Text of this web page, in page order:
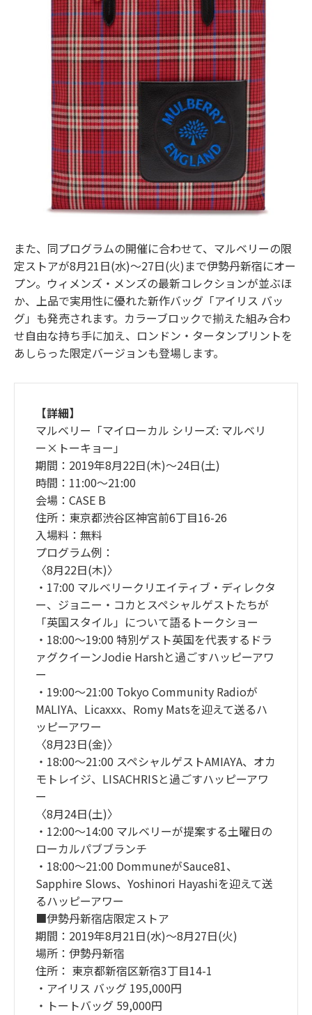
また、同プログラムの開催に合わせて、マルベリーの限
定ストアが8月21日(水)～27日(火)まで伊勢丹新宿にオー
プン。ウィメンズ・メンズの最新コレクションが並ぶほ
か、上品で実用性に優れた新作バッグ「アイリス バッ
グ」も発売されます。カラーブロックで揃えた組み合わ
せ自由な持ち手に加え、ロンドン・タータンプリントを
あしらった限定バージョンも登場します。
【詳細】
マルベリー「マイローカル シリーズ: マルベリ
ー×トーキョー」
期間：2019年8月22日(木)〜24日(土)
時間：11:00〜21:00
会場：CASE B
住所：東京都渋谷区神宮前6丁目16-26
入場料：無料
プログラム例：
〈8月22日(木)〉
・17:00 マルベリークリエイティブ・ディレクタ
ー、ジョニー・コカとスペシャルゲストたちが
「英国スタイル」について語るトークショー
・18:00〜19:00 特別ゲスト英国を代表するドラ
ァグクイーンJodie Harshと過ごすハッピーアワ
ー
・19:00〜21:00 Tokyo Community Radioが
MALIYA、Licaxxx、Romy Matsを迎えて送るハ
ッピーアワー
〈8月23日(金)〉
・18:00〜21:00 スペシャルゲストAMIAYA、オカ
モトレイジ、LISACHRISと過ごすハッピーアワ
ー
〈8月24日(土)〉
・12:00〜14:00 マルベリーが提案する土曜日の
ローカルパブブランチ
・18:00〜21:00 DommuneがSauce81、
Sapphire Slows、Yoshinori Hayashiを迎えて送
るハッピーアワー
■伊勢丹新宿店限定ストア
期間：2019年8月21日(水)〜8月27日(火)
場所：伊勢丹新宿
住所： 東京都新宿区新宿3丁目14-1
・アイリス バッグ 195,000円
・トートバッグ 59,000円